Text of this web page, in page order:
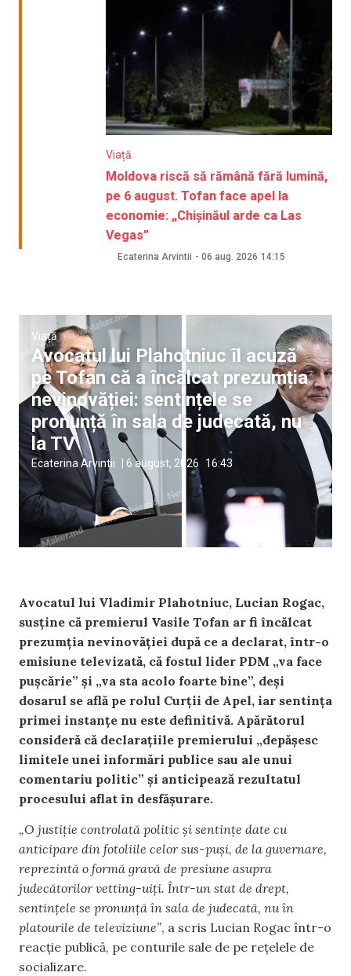
Viață
Moldova riscă să rămână fără lumină,
pe 6 august. Tofan face apel la
economie: „Chișinăul arde ca Las
Vegas”
Ecaterina Arvintii - 06 aug. 2026 14:15
Viață
Avocatul lui Plahotniuc îl acuză
pe Tofan că a încălcat prezumția
nevinovăției: sentințele se
pronunță în sala de judecată, nu
la TV
Ecaterina Arvintii 6 august, 2026 16:43
Avocatul lui Vladimir Plahotniuc, Lucian Rogac,
susține că premierul Vasile Tofan ar fi încălcat
prezumția nevinovăției după ce a declarat, într-o
emisiune televizată, că fostul lider PDM „va face
pușcărie” și „va sta acolo foarte bine”, deși
dosarul se află pe rolul Curții de Apel, iar sentința
primei instanțe nu este definitivă. Apărătorul
consideră că declarațiile premierului „depășesc
limitele unei informări publice sau ale unui
comentariu politic” și anticipează rezultatul
procesului aflat în desfășurare.
„O justiție controlată politic și sentințe date cu
anticipare din fotoliile celor sus-puși, de la guvernare,
reprezintă o formă gravă de presiune asupra
judecătorilor vetting-uiți. Într-un stat de drept,
sentințele se pronunță în sala de judecată, nu în
platourile de televiziune”, a scris Lucian Rogac într-o
reacție publică, pe conturile sale de pe rețelele de
socializare.